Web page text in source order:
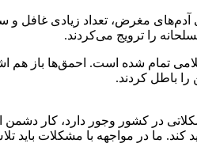
آدم‌های مغرض، تعداد زیادی
را ترویج می‌کردند.
تمام شده است. احمق‌ها باز هم
را باطل کردند.
در کشور وجور دارد، کار
ما در مواجهه با مشکلات باید